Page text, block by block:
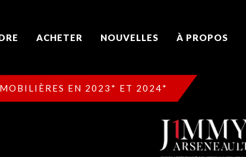
ACHETER NOUVELLES À PROPOS
EN 2023* ET 2024*